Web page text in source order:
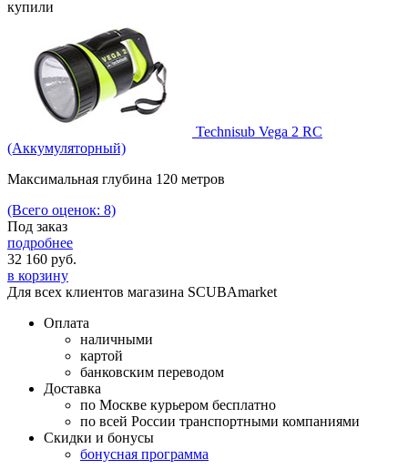
купили
Technisub Vega 2 RC
(Аккумуляторный)
Максимальная глубина 120 метров
(Всего оценок: 8)
Под заказ
подробнее
32 160 руб.
в корзину
Для всех клиентов магазина SCUBAmarket
Оплата
наличными
картой
банковским переводом
Доставка
по Москве курьером бесплатно
по всей России транспортными компаниями
Скидки и бонусы
бонусная программа